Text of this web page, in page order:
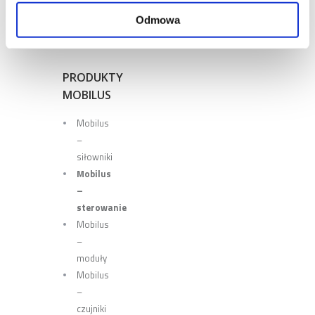
Odmowa
PRODUKTY
MOBILUS
Mobilus
–
siłowniki
Mobilus
–
sterowanie
Mobilus
–
moduły
Mobilus
–
czujniki